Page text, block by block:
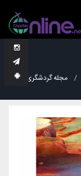
مجله گردشگری